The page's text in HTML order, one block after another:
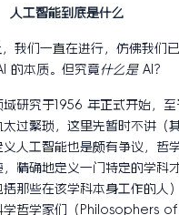
人工智能到底是什么
们一直在进行，仿佛我们已
的本质。但究竟什么是AI？
研究于1956 年正式开始，至
过繁琐，这里先暂时不讲（
人工智能也是颇有争议，哲
，精确地定义一门特定的学科
那些在该学科本身工作的人
学哲学家们（Philosophers